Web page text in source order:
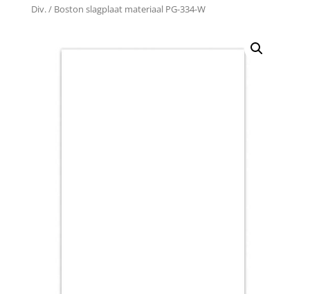
Div./ Boston slagplaat materiaal PG-334-W